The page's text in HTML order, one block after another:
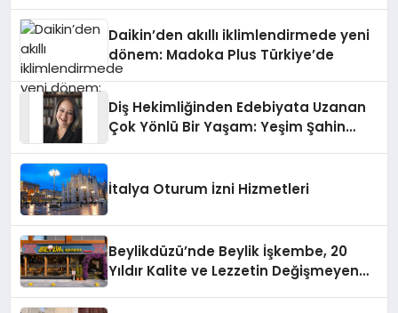
Daikin’den akıllı iklimlendirmede yeni
dönem: Madoka Plus Türkiye’de
Diş Hekimliğinden Edebiyata Uzanan
Çok Yönlü Bir Yaşam: Yeşim Şahin
İtalya Oturum İzni Hizmetleri
Beylikdüzü’nde Beylik İşkembe, 20
Yıldır Kalite ve Lezzetin Değişmeyen